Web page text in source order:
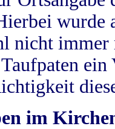
wurde
nicht
im